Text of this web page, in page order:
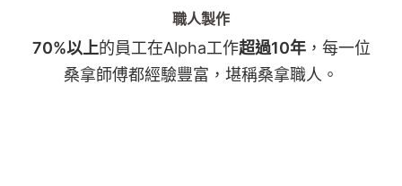
職人製作
70%以上的員工在Alpha工作超過10年，每一位
桑拿師傅都經驗豐富，堪稱桑拿職人。